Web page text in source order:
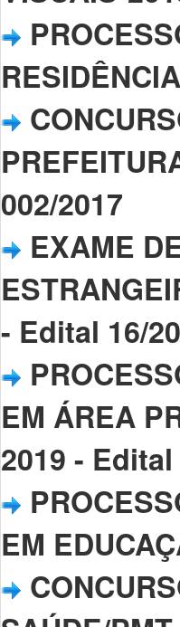
002/2017
EXAME
- Edital 16/
EM ÁREA
2019 - Edital
EM